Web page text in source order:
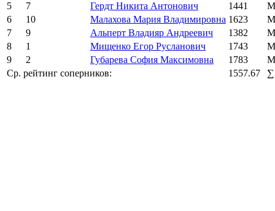
5
7 Гердт Никита Антонович 1441
6
10 Малахова Мария Владимировна 1623
7
9 Альперт Владияр Андреевич 1382
8
1 Мищенко Егор Русланович 1743
9
2 Губарева София Максимовна 1783
Ср. рейтинг соперников:
1557.67 ∑